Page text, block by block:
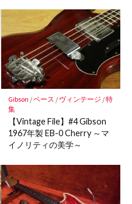
Gibson /ベース / ヴィンテージ /特
集
【Vintage File】#4 Gibson
1967年製 EB-0 Cherry ～マ
イノリティの美学～